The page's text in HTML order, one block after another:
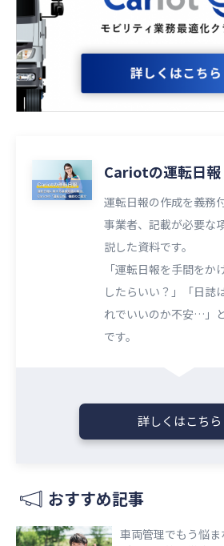
Cariotの運転日報
運転日報の作成を義務
事業者、記載が必要な
説した資料です。
「運転日報を手間をか
したらいい？」「日誌
れでいいのか不安…」
です。
詳しくはこちら
おすすめ記事
車両管理でもう悩